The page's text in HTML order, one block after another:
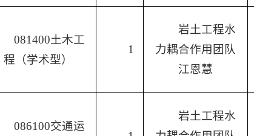
081400土木工
程（学术型）
1
岩土工程水
力耦合作用团队
江恩慧
086100交通运
岩土工程水